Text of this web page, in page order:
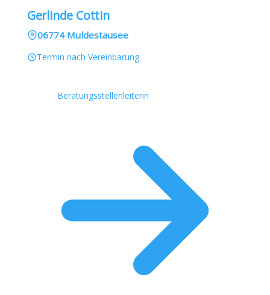
Gerlinde Cottin
06774 Muldestausee
Termin nach Vereinbarung
Beratungsstellenleiterin